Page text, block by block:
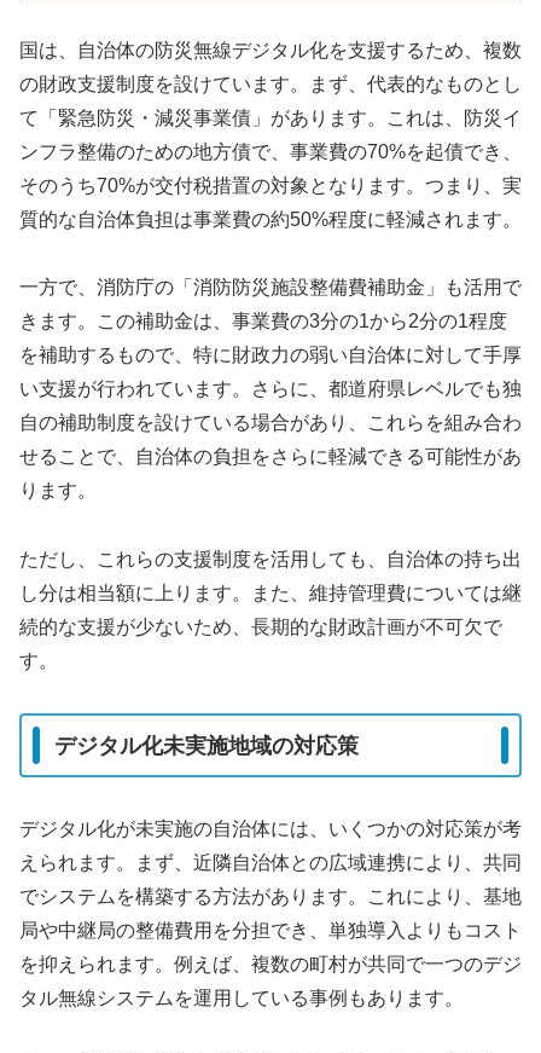
国は、自治体の防災無線デジタル化を支援するため、複数
の財政支援制度を設けています。まず、代表的なものとし
て「緊急防災・減災事業債」があります。これは、防災イ
ンフラ整備のための地方債で、事業費の70%を起債でき、
そのうち70%が交付税措置の対象となります。つまり、実
質的な自治体負担は事業費の約50%程度に軽減されます。
一方で、消防庁の「消防防災施設整備費補助金」も活用で
きます。この補助金は、事業費の3分の1から2分の1程度
を補助するもので、特に財政力の弱い自治体に対して手厚
い支援が行われています。さらに、都道府県レベルでも独
自の補助制度を設けている場合があり、これらを組み合わ
せることで、自治体の負担をさらに軽減できる可能性があ
ります。
ただし、これらの支援制度を活用しても、自治体の持ち出
し分は相当額に上ります。また、維持管理費については継
続的な支援が少ないため、長期的な財政計画が不可欠で
す。
デジタル化未実施地域の対応策
デジタル化が未実施の自治体には、いくつかの対応策が考
えられます。まず、近隣自治体との広域連携により、共同
でシステムを構築する方法があります。これにより、基地
局や中継局の整備費用を分担でき、単独導入よりもコスト
を抑えられます。例えば、複数の町村が共同で一つのデジ
タル無線システムを運用している事例もあります。